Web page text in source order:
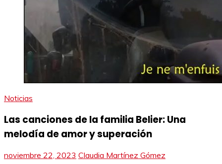
Noticias
Las canciones de la familia Belier: Una
melodía de amor y superación
noviembre 22, 2023 Claudia Martínez Gómez